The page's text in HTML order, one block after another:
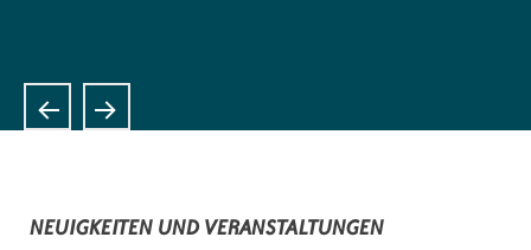
NEUIGKEITEN UND VERANSTALTUNGEN